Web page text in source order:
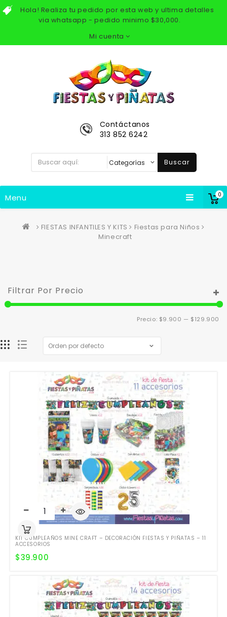
Hola! Realiza tu pedido por esta web y ultima detalles
via whatsapp - pedido minimo $30,000.
Mi cuenta
0
Contáctanos
313 852 6242
Buscar
Menu
FIESTAS INFANTILES Y KITS
Fiestas para Niños
Minecraft
Filtrar Por Precio
Precio: $9.900 — $129.900
KIT CUMPLEAÑOS MINE CRAFT – DECORACIÓN FIESTAS Y PIÑATAS – 11
ACCESORIOS
$39.900